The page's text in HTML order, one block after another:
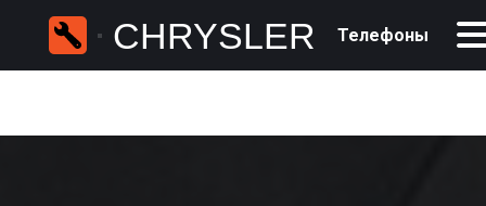
CHRYSLER Телефоны